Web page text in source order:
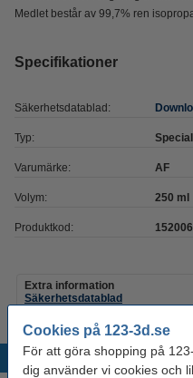
Cookies på 123-3d.se
För att göra shopping på
dig använder vi cookies och
Medlet består av 99,7% ren
Specifikationer
Säkerhetsdatablad:
Typ:
Varumärke: AF
Volym: 250 ml
Produktkod: 152006
Extra information
Säkerhetsdatablad